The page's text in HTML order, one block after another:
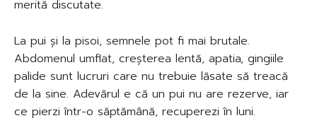
merită discutate.
La pui și la pisoi, semnele pot fi mai brutale.
Abdomenul umflat, creșterea lentă, apatia, gingiile
palide sunt lucruri care nu trebuie lăsate să treacă
de la sine. Adevărul e că un pui nu are rezerve, iar
ce pierzi într-o săptămână, recuperezi în luni.